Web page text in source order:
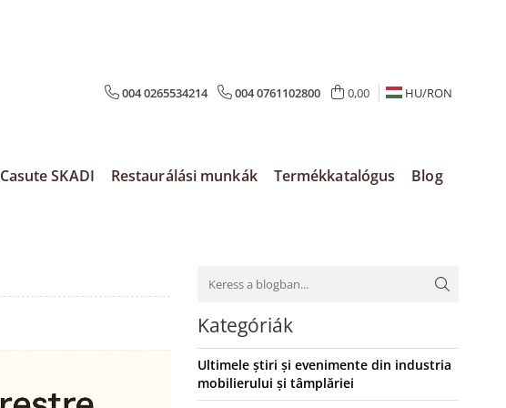
004 0265534214 004 0761102800 0,00 HU/RON
Casute SKADI Restaurálási munkák Termékkatalógus Blog
Kategóriák
Ultimele știri și evenimente din industria
mobilierului și tâmplăriei